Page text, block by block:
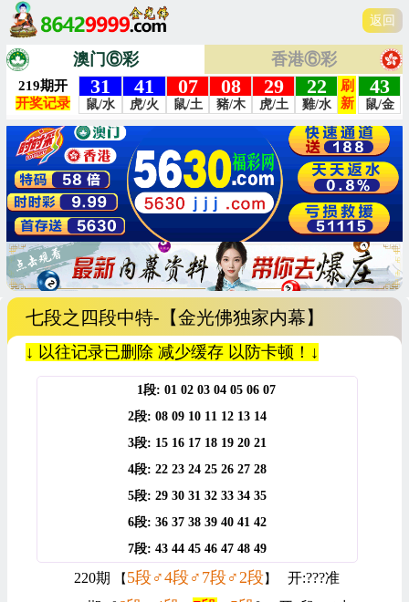
返回
澳门⑥彩 香港⑥彩